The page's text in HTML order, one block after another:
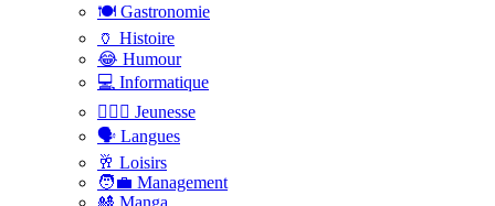
🍽️ Gastronomie
🏺 Histoire
😂 Humour
💻 Informatique
🤸🏽‍♀️ Jeunesse
🗣 Langues
🥂 Loisirs
🧑‍💼 Management